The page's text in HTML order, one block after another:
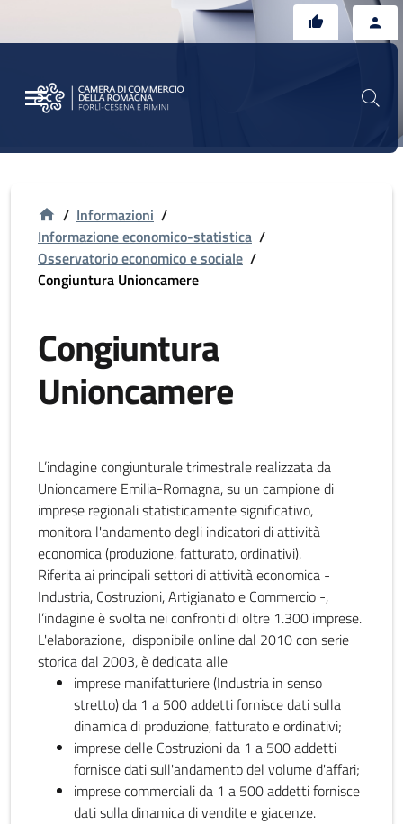
/ Informazioni /
Informazione economico-statistica /
Osservatorio economico e sociale /
Congiuntura Unioncamere
Congiuntura
Unioncamere
L’indagine congiunturale trimestrale realizzata da
Unioncamere Emilia-Romagna, su un campione di
imprese regionali statisticamente significativo,
monitora l'andamento degli indicatori di attività
economica (produzione, fatturato, ordinativi).
Riferita ai principali settori di attività economica -
Industria, Costruzioni, Artigianato e Commercio -,
l’indagine è svolta nei confronti di oltre 1.300 imprese.
L'elaborazione, disponibile online dal 2010 con serie
storica dal 2003, è dedicata alle
imprese manifatturiere (Industria in senso
stretto) da 1 a 500 addetti fornisce dati sulla
dinamica di produzione, fatturato e ordinativi;
imprese delle Costruzioni da 1 a 500 addetti
fornisce dati sull'andamento del volume d'affari;
imprese commerciali da 1 a 500 addetti fornisce
dati sulla dinamica di vendite e giacenze.